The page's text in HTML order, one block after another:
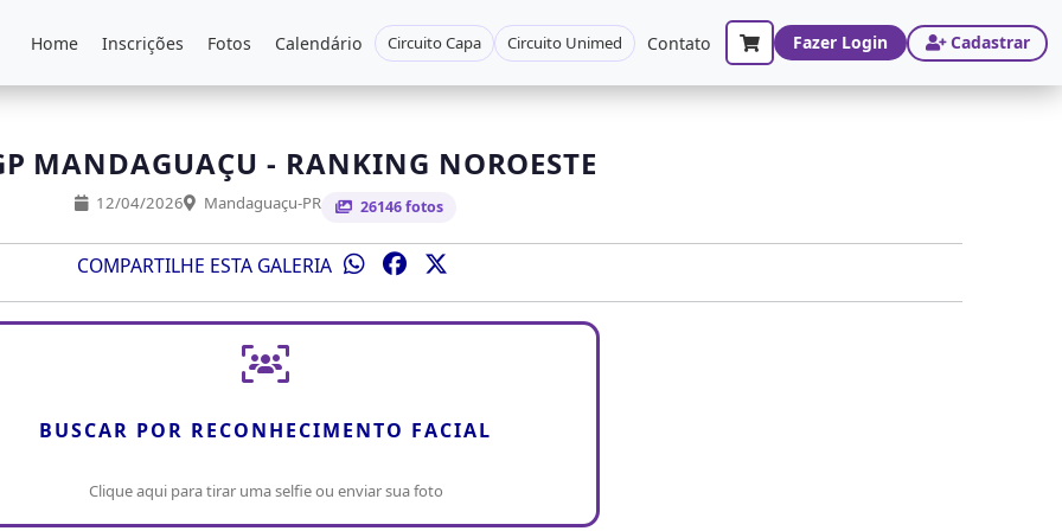
Home Inscrições Fotos Calendário Circuito Capa Circuito Unimed Contato Fazer Login Cadastrar
MANDAGUAÇU - RANKING NOROESTE
12/04/2026 Mandaguaçu-PR 26146 fotos
COMPARTILHE ESTA GALERIA
BUSCAR POR RECONHECIMENTO FACIAL
Clique aqui para tirar uma selfie ou enviar sua foto